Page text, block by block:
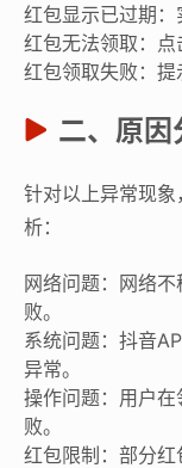
红包显示已过期：
红包无法领取：点
红包领取失败：提
二、原因
针对以上异常现
析：
网络问题：网络
败。
系统问题：抖音
异常。
操作问题：用户
败。
红包限制：部分